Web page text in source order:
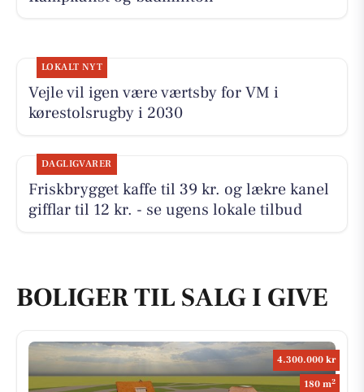
LOKALT NYT
Vejle vil igen være værtsby for VM i
kørestolsrugby i 2030
DAGLIGVARER
Friskbrygget kaffe til 39 kr. og lækre kanel
gifflar til 12 kr. - se ugens lokale tilbud
BOLIGER TIL SALG I GIVE
4.300.000 kr
180 m2